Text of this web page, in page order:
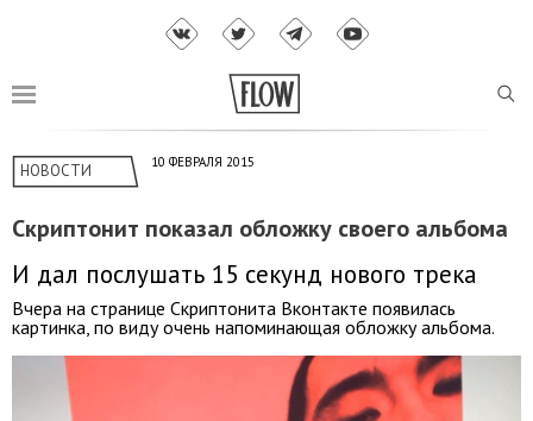
НОВОСТИ 10 ФЕВРАЛЯ 2015
Скриптонит показал обложку своего альбома
И дал послушать 15 секунд нового трека
Вчера на странице Скриптонита Вконтакте появилась
картинка, по виду очень напоминающая обложку альбома.